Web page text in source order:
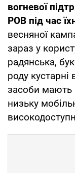
вогневої
РОВ під час
весняної
зараз у
радянська,
роду кустарні
засоби мають
низьку